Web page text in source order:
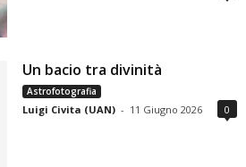
Un bacio tra divinità
Astrofotografia
Luigi Civita (UAN) - 11 Giugno 2026 0